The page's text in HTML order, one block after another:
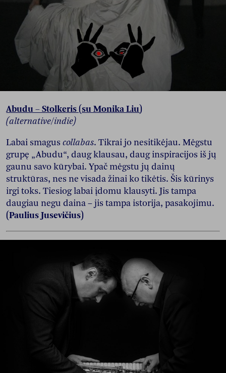
Abudu – Stolkeris (su Monika Liu)
(alternative/indie)
Labai smaguscollabas. Tikrai jo nesitikėjau. Mėgstu
grupę „Abudu“, daug klausau, daug inspiracijos iš jų
gaunu savo kūrybai. Ypač mėgstu jų dainų
struktūras, nes ne visada žinai ko tikėtis. Šis kūrinys
irgi toks. Tiesiog labai įdomu klausyti. Jis tampa
daugiau negu daina – jis tampa istorija, pasakojimu.
(Paulius Jusevičius)